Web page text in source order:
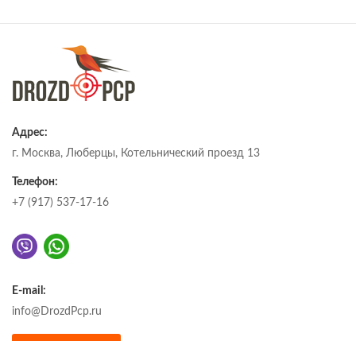
Адрес:
г. Москва, Люберцы, Котельнический проезд 13
Телефон:
+7 (917) 537-17-16
E-mail:
info@DrozdPcp.ru